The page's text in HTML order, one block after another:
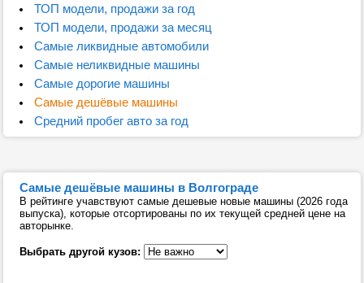
ТОП модели, продажи за год
ТОП модели, продажи за месяц
Самые ликвидные автомобили
Самые неликвидные машины
Самые дорогие машины
Самые дешёвые машины
Средний пробег авто за год
Самые дешёвые машины в Волгограде
В рейтинге учавствуют самые дешевые новые машины (2026 года
выпуска), которые отсортированы по их текущей средней цене на
авторынке.
Выбрать другой кузов: